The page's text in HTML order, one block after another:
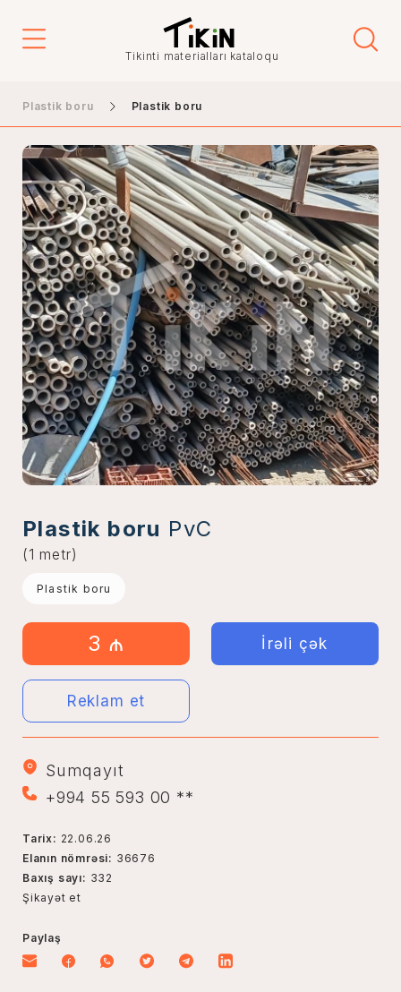
Tikinti materialları kataloqu
Plastik boru Plastik boru
Plastik boru PvC
(1 metr)
Plastik boru
3 ₼ İrəli çək
Reklam et
Sumqayıt
+994 55 593 00 **
Tarix: 22.06.26
Elanın nömrəsi: 36676
Baxış sayı: 332
Şikayət et
Paylaş